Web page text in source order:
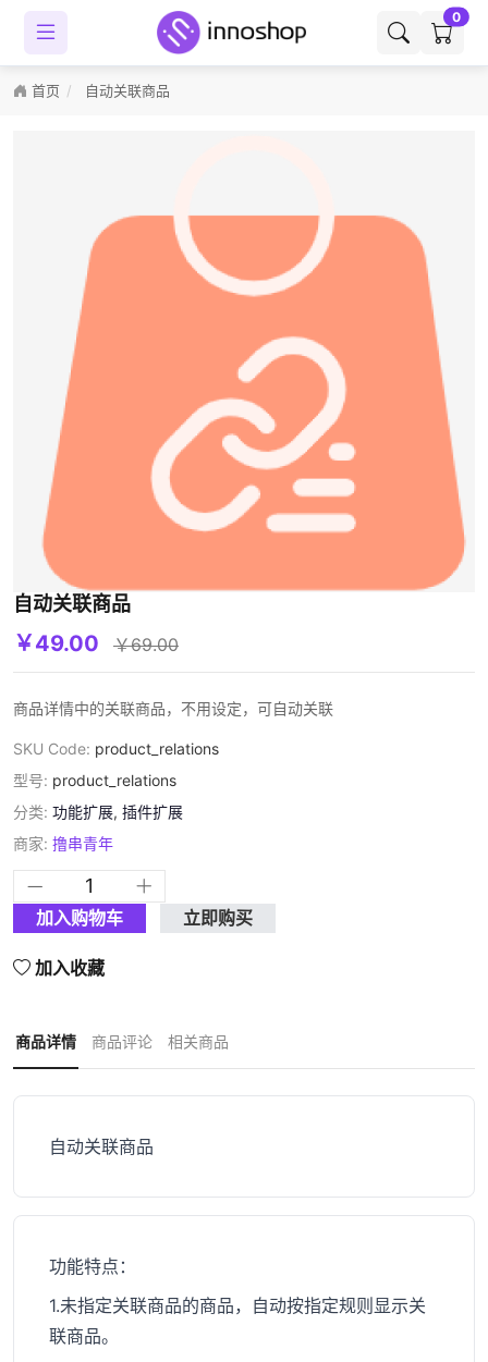
0
首页 自动关联商品
自动关联商品
￥49.00 ￥69.00
商品详情中的关联商品，不用设定，可自动关联
SKU Code: product_relations
型号: product_relations
分类: 功能扩展, 插件扩展
商家: 撸串青年
加入购物车 立即购买
加入收藏
商品详情 商品评论 相关商品
自动关联商品
功能特点：
1.未指定关联商品的商品，自动按指定规则显示关
联商品。